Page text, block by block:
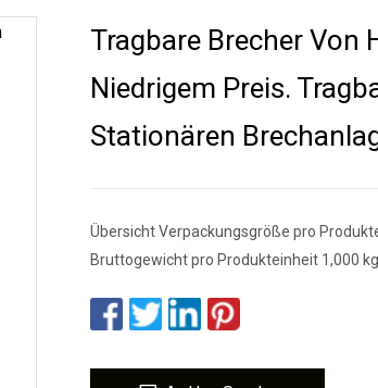
Tragbare Brecher Von
Niedrigem Preis.
Stationären
Übersicht Verpackungsgröße pro
Bruttogewicht pro Produkteinheit 1,000